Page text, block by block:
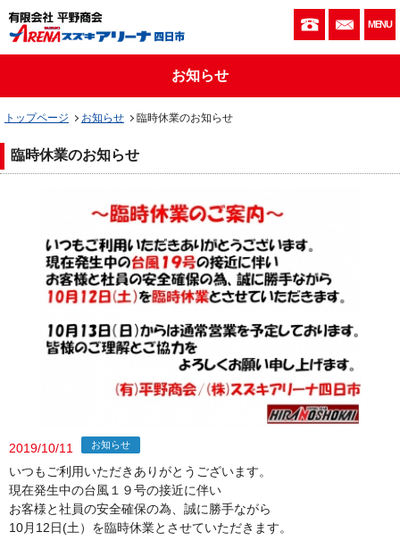
059-333-お問
MENU
お知らせ
トップページ お知らせ 臨時休業のお知らせ
臨時休業のお知らせ
2019/10/11 お知らせ
いつもご利用いただきありがとうございます。
現在発生中の台風１９号の接近に伴い
お客様と社員の安全確保の為、誠に勝手ながら
10月12日(土）を臨時休業とさせていただきます。